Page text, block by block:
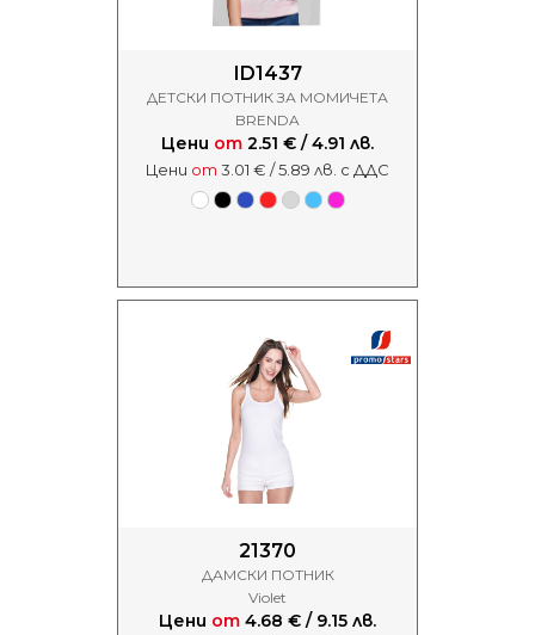
ID1437
ДЕТСКИ ПОТНИК ЗА МОМИЧЕТА
BRENDA
Цени от 2.51 € / 4.91 лв.
Цени от 3.01 € / 5.89 лв. с ДДС
21370
ДАМСКИ ПОТНИК
Violet
Цени от 4.68 € / 9.15 лв.